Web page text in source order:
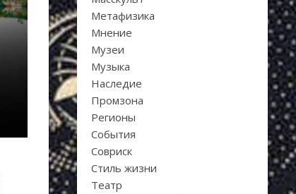
Метафизика
Мнение
Музеи
Музыка
Наследие
Промзона
Регионы
События
Совриск
Стиль жизни
Театр